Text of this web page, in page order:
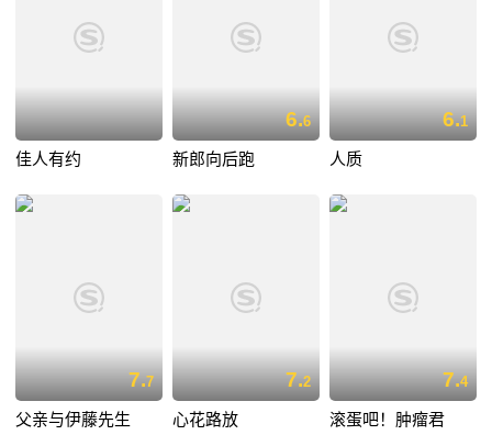
佳人有约
6.6
新郎向后跑
6.1
人质
7.7
父亲与伊藤先生
7.2
心花路放
7.4
滚蛋吧！肿瘤君